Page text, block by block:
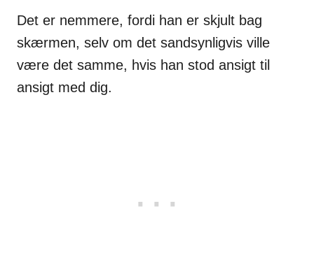
Det er nemmere, fordi han er skjult bag
skærmen, selv om det sandsynligvis ville
være det samme, hvis han stod ansigt til
ansigt med dig.